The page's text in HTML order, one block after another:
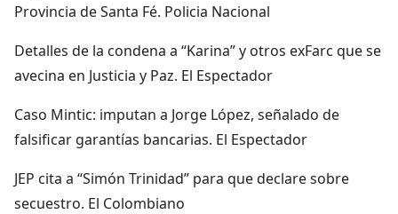
Provincia de Santa Fé. Policia Nacional
Detalles de la condena a “Karina” y otros exFarc que se
avecina en Justicia y Paz. El Espectador
Caso Mintic: imputan a Jorge López, señalado de
falsificar garantías bancarias. El Espectador
JEP cita a “Simón Trinidad” para que declare sobre
secuestro. El Colombiano